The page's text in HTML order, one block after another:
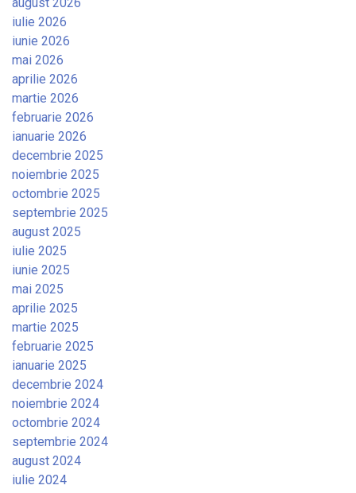
iulie 2026
iunie 2026
mai 2026
aprilie 2026
martie 2026
februarie 2026
ianuarie 2026
decembrie 2025
noiembrie 2025
octombrie 2025
septembrie 2025
august 2025
iulie 2025
iunie 2025
mai 2025
aprilie 2025
martie 2025
februarie 2025
ianuarie 2025
decembrie 2024
noiembrie 2024
octombrie 2024
septembrie 2024
august 2024
iulie 2024